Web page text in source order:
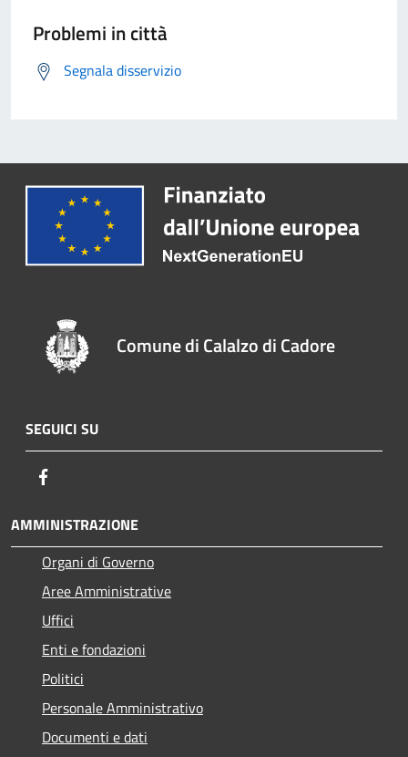
Problemi in città
Segnala disservizio
Comune di Calalzo di Cadore
SEGUICI SU
AMMINISTRAZIONE
Organi di Governo
Aree Amministrative
Uffici
Enti e fondazioni
Politici
Personale Amministrativo
Documenti e dati